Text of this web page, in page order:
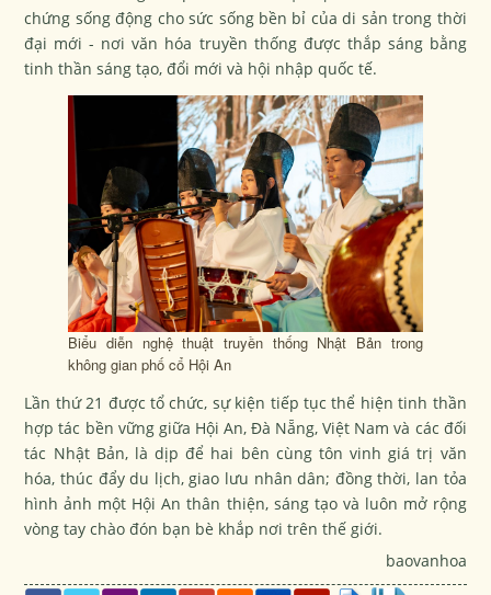
chứng sống động cho sức sống bền bỉ của di sản trong thời
đại mới - nơi văn hóa truyền thống được thắp sáng bằng
tinh thần sáng tạo, đổi mới và hội nhập quốc tế.
Biểu diễn nghệ thuật truyền thống Nhật Bản trong
không gian phố cổ Hội An
Lần thứ 21 được tổ chức, sự kiện tiếp tục thể hiện tinh thần
hợp tác bền vững giữa Hội An, Đà Nẵng, Việt Nam và các đối
tác Nhật Bản, là dịp để hai bên cùng tôn vinh giá trị văn
hóa, thúc đẩy du lịch, giao lưu nhân dân; đồng thời, lan tỏa
hình ảnh một Hội An thân thiện, sáng tạo và luôn mở rộng
vòng tay chào đón bạn bè khắp nơi trên thế giới.
baovanhoa